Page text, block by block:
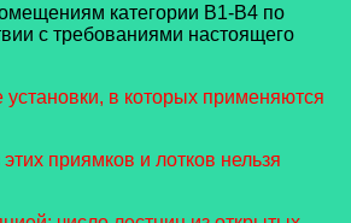
категории В1-В4 по
с требованиями настоящего
в которых применяются
приямков и лотков нельзя